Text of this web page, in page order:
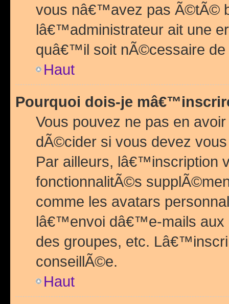
vous nâ€™avez pas Ã©tÃ©
lâ€™administrateur ait une
quâ€™il soit nÃ©cessaire de
Haut
Pourquoi dois-je
Vous pouvez ne pas en
dÃ©cider si vous devez
Par ailleurs, lâ€™inscription
fonctionnalitÃ©s
comme les avatars
lâ€™envoi dâ€™e-mails
des groupes, etc.
conseillÃ©e.
Haut